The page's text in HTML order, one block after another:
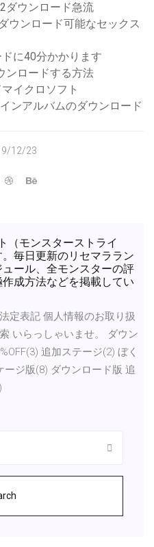
ダウンロード急流
ウンロード可能なセックス
に40分かかります
ンロードする方法
イクロソフト
ンアルバムのダウンロード
12/23
（モンスターストライ
毎日更新のリセマララン
ール、全モンスターの評
成方法などを掲載してい
定表記 個人情報のお取り扱
いらっしゃいませ。 ダウン
追加ステージ(2) ぼく
ージ版(8) ダウンロード版 追